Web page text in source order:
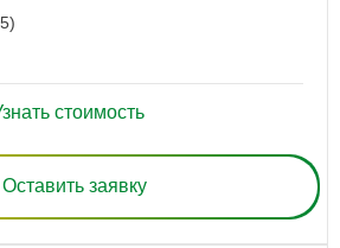
стоимость
Оставить заявку